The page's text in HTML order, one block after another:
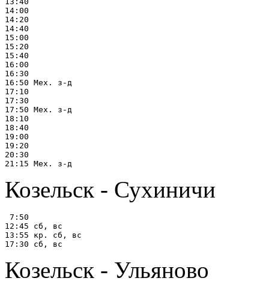
14:00
14:20
14:40
15:00
15:20
15:40
16:00
16:30
16:50 Мех. з-д
17:10
17:30
17:50 Мех. з-д
18:10
18:40
19:00
19:20
20:30
Козельск - Сухиничи
7:50
12:45 сб, вс
13:55 кр. сб, вс
Козельск - Ульяново